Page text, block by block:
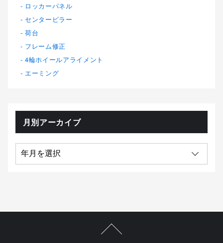
ロッカーパネル
センターピラー
荷台
フレーム修正
4輪ホイールアライメント
エーミング
月別アーカイブ